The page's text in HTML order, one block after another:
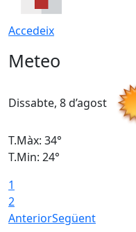
Accedeix
Meteo
Dissabte, 8 d’agost
T.Màx: 34°
T.Min: 24°
1
2
AnteriorSegüent